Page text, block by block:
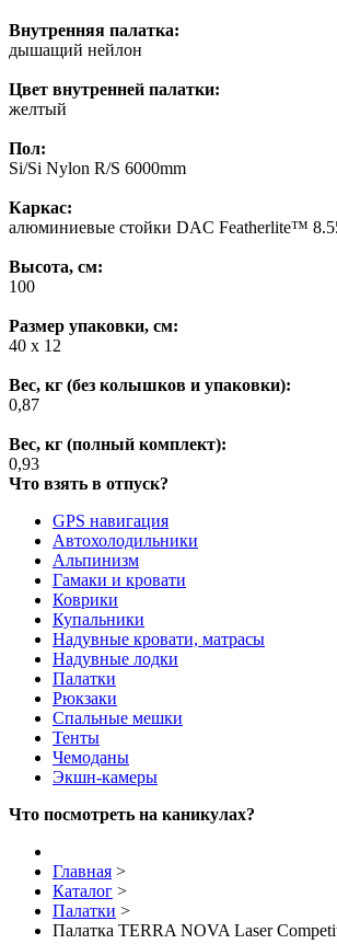
Внутренняя палатка:
дышащий нейлон
Цвет внутренней палатки:
желтый
Пол:
Si/Si Nylon R/S 6000mm
Каркас:
алюминиевые стойки DAC Featherlite™
Высота, см:
100
Размер упаковки, см:
40 х 12
Вес, кг (без колышков и упаковки):
0,87
Вес, кг (полный комплект):
0,93
Что взять в отпуск?
GPS навигация
Автохолодильники
Альпинизм
Гамаки и кровати
Коврики
Купальники
Надувные кровати, матрасы
Надувные лодки
Палатки
Рюкзаки
Спальные мешки
Тенты
Чемоданы
Экшн-камеры
Что посмотреть на каникулах?
Главная >
Каталог >
Палатки >
Палатка TERRA NOVA Laser